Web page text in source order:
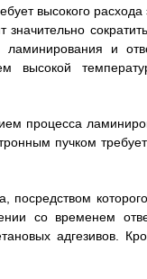
высокого
и
высокой
процесса
пучком
посредством
со временем
адгезивов.